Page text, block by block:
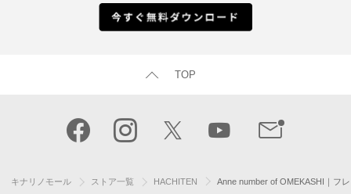
TOP
キナリノモール ストア一覧 HACHITEN Anne number of OMEKASHI｜フ